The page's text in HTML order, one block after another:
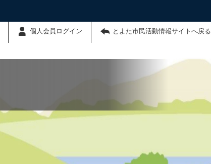
個人会員ログイン とよた市民活動情報サイトへ戻る